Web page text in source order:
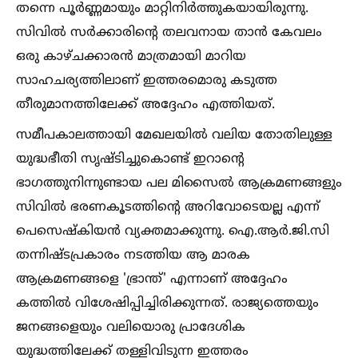
തന്നെ പൂര്‍ണ്ണമായും മാറ്റിനിര്‍ത്തുകയായിരുന്നു.
സിവില്‍ സര്‍ക്കാരിന്റെ തലവനായ താന്‍ കേവലം
ഒരു കാഴ്ചക്കാരന്‍ മാത്രമായി മാറിയ
സാഹചര്യത്തിലാണ് ഇത്തരമൊരു കടുത്ത
തീരുമാനത്തിലേക്ക് അദ്ദേഹം എത്തിയത്.
സമീപകാലത്തായി മേഖലയില്‍ വലിയ തോതിലുള്ള
യുദ്ധഭീതി സൃഷ്ടിച്ചുകൊണ്ട് ഇറാന്റെ
ഭാഗത്തുനിന്നുണ്ടായ പല മിസൈല്‍ ആക്രമണങ്ങളും
സിവില്‍ ഭരണകൂടത്തിന്റെ അറിവോടെയല്ല എന്ന്
പെസെഷ്‌കിയന്‍ വ്യക്തമാക്കുന്നു. ഐ.ആര്‍.ജി.സി
തന്നിഷ്ടപ്രകാരം നടത്തിയ ആ മാരക
ആക്രമണങ്ങളെ 'ഭ്രാന്ത്' എന്നാണ് അദ്ദേഹം
കത്തില്‍ വിശേഷിപ്പിച്ചിരിക്കുന്നത്. രാജ്യത്തെയും
ജനങ്ങളെയും വലിയൊരു പ്രാദേശിക
യുദ്ധത്തിലേക്ക് തള്ളിവിടുന്ന ഇത്തരം